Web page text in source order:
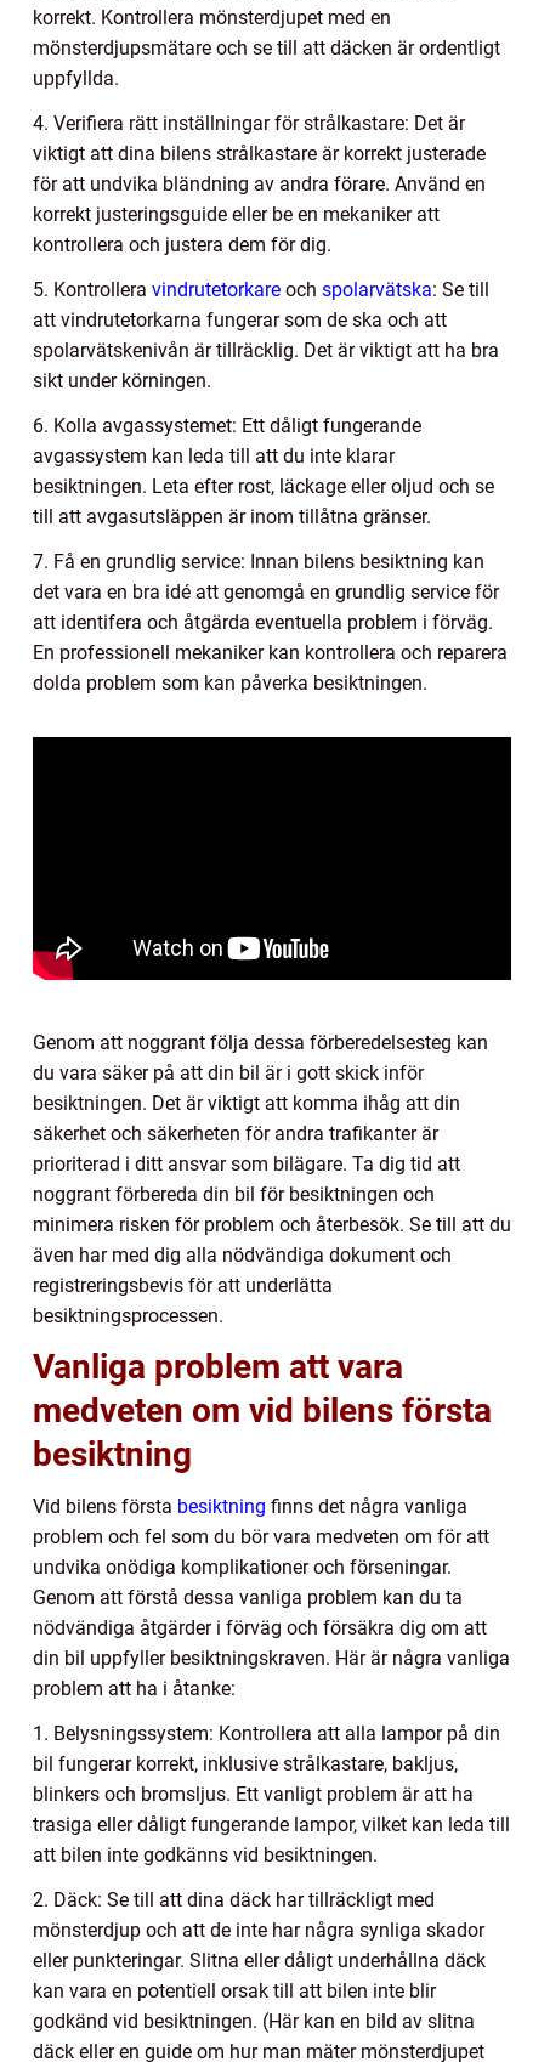
korrekt. Kontrollera mönsterdjupet med en
mönsterdjupsmätare och se till att däcken är ordentligt
uppfyllda.
4. Verifiera rätt inställningar för strålkastare: Det är
viktigt att dina bilens strålkastare är korrekt justerade
för att undvika bländning av andra förare. Använd en
korrekt justeringsguide eller be en mekaniker att
kontrollera och justera dem för dig.
5. Kontrollera vindrutetorkare och spolarvätska: Se till
att vindrutetorkarna fungerar som de ska och att
spolarvätskenivån är tillräcklig. Det är viktigt att ha bra
sikt under körningen.
6. Kolla avgassystemet: Ett dåligt fungerande
avgassystem kan leda till att du inte klarar
besiktningen. Leta efter rost, läckage eller oljud och se
till att avgasutsläppen är inom tillåtna gränser.
7. Få en grundlig service: Innan bilens besiktning kan
det vara en bra idé att genomgå en grundlig service för
att identifera och åtgärda eventuella problem i förväg.
En professionell mekaniker kan kontrollera och reparera
dolda problem som kan påverka besiktningen.
Genom att noggrant följa dessa förberedelsesteg kan
du vara säker på att din bil är i gott skick inför
besiktningen. Det är viktigt att komma ihåg att din
säkerhet och säkerheten för andra trafikanter är
prioriterad i ditt ansvar som bilägare. Ta dig tid att
noggrant förbereda din bil för besiktningen och
minimera risken för problem och återbesök. Se till att du
även har med dig alla nödvändiga dokument och
registreringsbevis för att underlätta
besiktningsprocessen.
Vanliga problem att vara
medveten om vid bilens första
besiktning
Vid bilens första besiktning finns det några vanliga
problem och fel som du bör vara medveten om för att
undvika onödiga komplikationer och förseningar.
Genom att förstå dessa vanliga problem kan du ta
nödvändiga åtgärder i förväg och försäkra dig om att
din bil uppfyller besiktningskraven. Här är några vanliga
problem att ha i åtanke:
1. Belysningssystem: Kontrollera att alla lampor på din
bil fungerar korrekt, inklusive strålkastare, bakljus,
blinkers och bromsljus. Ett vanligt problem är att ha
trasiga eller dåligt fungerande lampor, vilket kan leda till
att bilen inte godkänns vid besiktningen.
2. Däck: Se till att dina däck har tillräckligt med
mönsterdjup och att de inte har några synliga skador
eller punkteringar. Slitna eller dåligt underhållna däck
kan vara en potentiell orsak till att bilen inte blir
godkänd vid besiktningen. (Här kan en bild av slitna
däck eller en guide om hur man mäter mönsterdjupet